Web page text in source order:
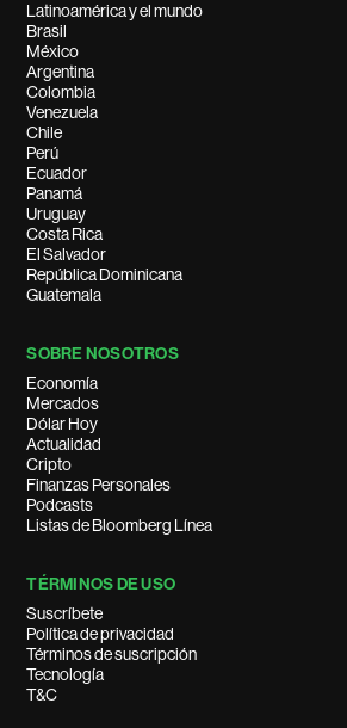
Latinoamérica y el mundo
Brasil
México
Argentina
Colombia
Venezuela
Chile
Perú
Ecuador
Panamá
Uruguay
Costa Rica
El Salvador
República Dominicana
Guatemala
SOBRE NOSOTROS
Economía
Mercados
Dólar Hoy
Actualidad
Cripto
Finanzas Personales
Podcasts
Listas de Bloomberg Línea
TÉRMINOS DE USO
Suscríbete
Política de privacidad
Términos de suscripción
Tecnología
T&C